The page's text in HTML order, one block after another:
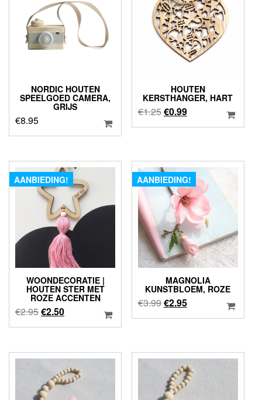
NORDIC HOUTEN
SPEELGOED CAMERA,
GRIJS
€8.95
HOUTEN
KERSTHANGER, HART
€1.25Oorspronkelijke
prijs
€0.99Huidige
prijs
AANBIEDING!
WOONDECORATIE |
HOUTEN STER MET
ROZE ACCENTEN
€2.95Oorspronkelijke
prijs
€2.95.
€2.50Huidige
prijs
€2.50.
AANBIEDING!
MAGNOLIA
KUNSTBLOEM, ROZE
€3.99Oorspronkelijke
prijs
€2.95Huidige
prijs